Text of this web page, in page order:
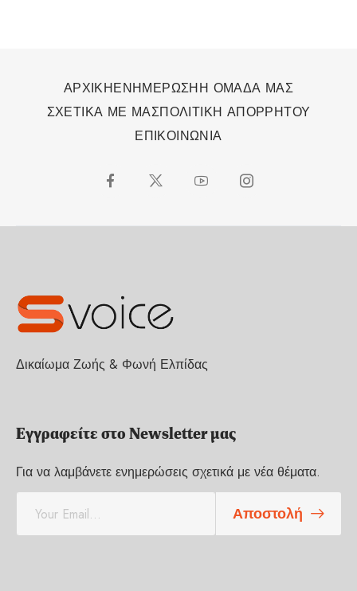
ΑΡΧΙΚΗΕΝΗΜΕΡΩΣΗΗ ΟΜΑΔΑ ΜΑΣ
ΣΧΕΤΙΚΑ ΜΕ ΜΑΣΠΟΛΙΤΙΚΗ ΑΠΟΡΡΗΤΟΥ
ΕΠΙΚΟΙΝΩΝΙΑ
Δικαίωμα Ζωής & Φωνή Ελπίδας
Εγγραφείτε στο Newsletter μας
Για να λαμβάνετε ενημερώσεις σχετικά με νέα θέματα.
a
Αποστολή